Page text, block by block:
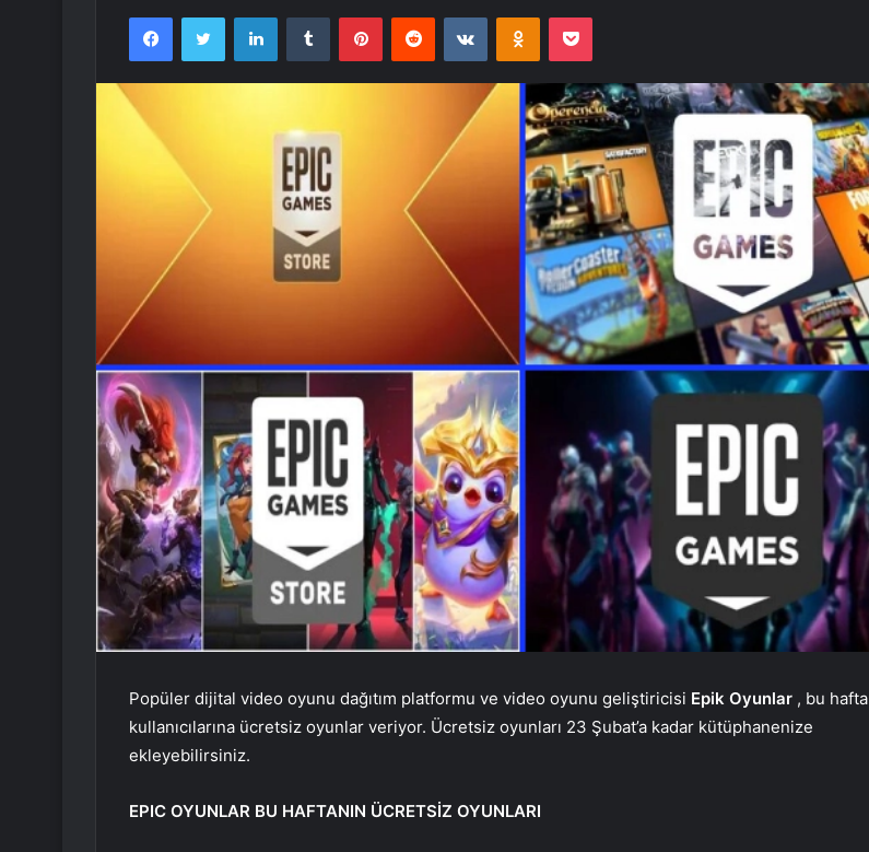
FacebookTwitter LinkedInTumblr PinterestReddit VKontakteOdnoklassniki
Pocket
Popüler dijital video oyunu dağıtım platformu ve video oyunu geliştiricisi Epik Oyunlar , bu hafta
kullanıcılarına ücretsiz oyunlar veriyor. Ücretsiz oyunları 23 Şubat’a kadar kütüphanenize
ekleyebilirsiniz.
EPIC OYUNLAR BU HAFTANIN ÜCRETSİZ OYUNLARI